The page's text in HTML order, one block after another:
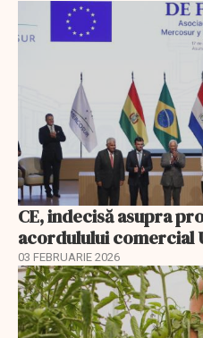
CE, indecisă asupra
acordulului comercial
03 FEBRUARIE 2026